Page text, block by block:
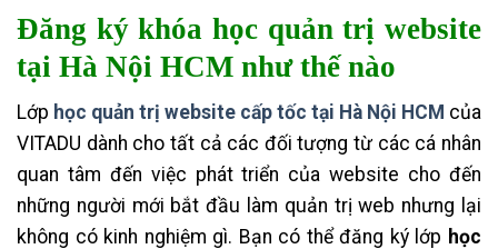
Đăng ký khóa học quản trị website
tại Hà Nội HCM như thế nào
Lớp học quản trị website cấp tốc tại Hà Nội HCM của
VITADU dành cho tất cả các đối tượng từ các cá nhân
quan tâm đến việc phát triển của website cho đến
những người mới bắt đầu làm quản trị web nhưng lại
không có kinh nghiệm gì. Bạn có thể đăng ký lớp học